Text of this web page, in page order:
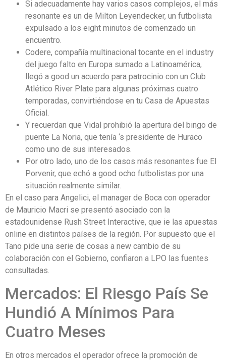
Si adecuadamente hay varios casos complejos, el más
resonante es un de Milton Leyendecker, un futbolista
expulsado a los eight minutos de comenzado un
encuentro.
Codere, compañía multinacional tocante en el industry
del juego falto en Europa sumado a Latinoamérica,
llegó a good un acuerdo para patrocinio con un Club
Atlético River Plate para algunas próximas cuatro
temporadas, convirtiéndose en tu Casa de Apuestas
Oficial.
Y recuerdan que Vidal prohibió la apertura del bingo de
puente La Noria, que tenía ‘s presidente de Huraco
como uno de sus interesados.
Por otro lado, uno de los casos más resonantes fue El
Porvenir, que echó a good ocho futbolistas por una
situación realmente similar.
En el caso para Angelici, el manager de Boca con operador
de Mauricio Macri se presentó asociado con la
estadounidense Rush Street Interactive, que ie las apuestas
online en distintos países de la región. Por supuesto que el
Tano pide una serie de cosas a new cambio de su
colaboración con el Gobierno, confiaron a LPO las fuentes
consultadas.
Mercados: El Riesgo País Se
Hundió A Mínimos Para
Cuatro Meses
En otros mercados el operador ofrece la promoción de